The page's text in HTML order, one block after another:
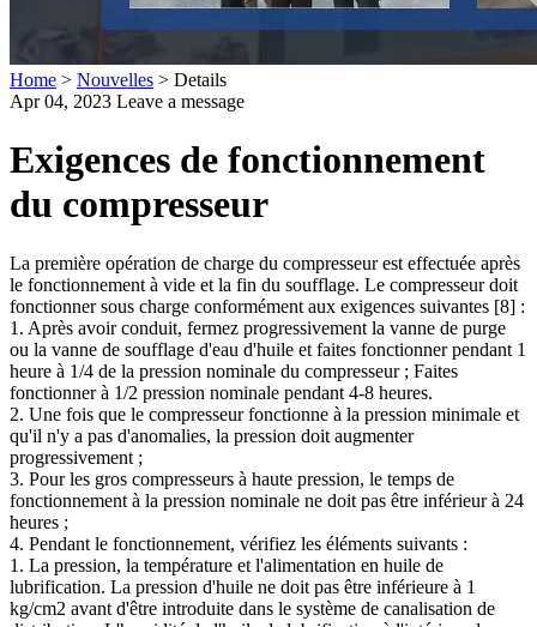
Home > Nouvelles > Details
Apr 04, 2023 Leave a message
Exigences de fonctionnement
du compresseur
La première opération de charge du compresseur est effectuée après
le fonctionnement à vide et la fin du soufflage. Le compresseur doit
fonctionner sous charge conformément aux exigences suivantes [8] :
1. Après avoir conduit, fermez progressivement la vanne de purge
ou la vanne de soufflage d'eau d'huile et faites fonctionner pendant 1
heure à 1/4 de la pression nominale du compresseur ; Faites
fonctionner à 1/2 pression nominale pendant 4-8 heures.
2. Une fois que le compresseur fonctionne à la pression minimale et
qu'il n'y a pas d'anomalies, la pression doit augmenter
progressivement ;
3. Pour les gros compresseurs à haute pression, le temps de
fonctionnement à la pression nominale ne doit pas être inférieur à 24
heures ;
4. Pendant le fonctionnement, vérifiez les éléments suivants :
1. La pression, la température et l'alimentation en huile de
lubrification. La pression d'huile ne doit pas être inférieure à 1
kg/cm2 avant d'être introduite dans le système de canalisation de